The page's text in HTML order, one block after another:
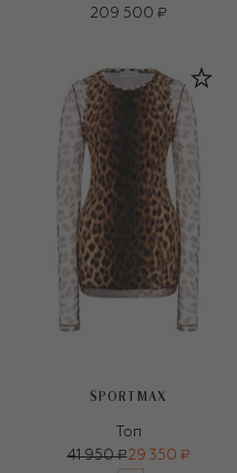
209 500 ₽
SPORTMAX
Топ
41 950 ₽29 350 ₽